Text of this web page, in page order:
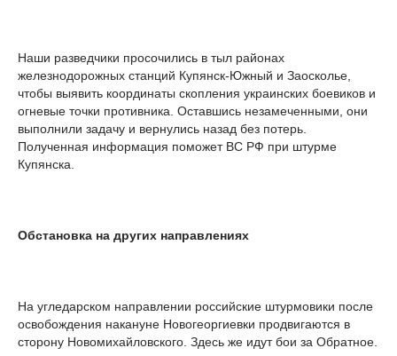
Наши разведчики просочились в тыл районах
железнодорожных станций Купянск-Южный и Заосколье,
чтобы выявить координаты скопления украинских боевиков и
огневые точки противника. Оставшись незамеченными, они
выполнили задачу и вернулись назад без потерь.
Полученная информация поможет ВС РФ при штурме
Купянска.
Обстановка на других направлениях
На угледарском направлении российские штурмовики после
освобождения накануне Новогеоргиевки продвигаются в
сторону Новомихайловского. Здесь же идут бои за Обратное.